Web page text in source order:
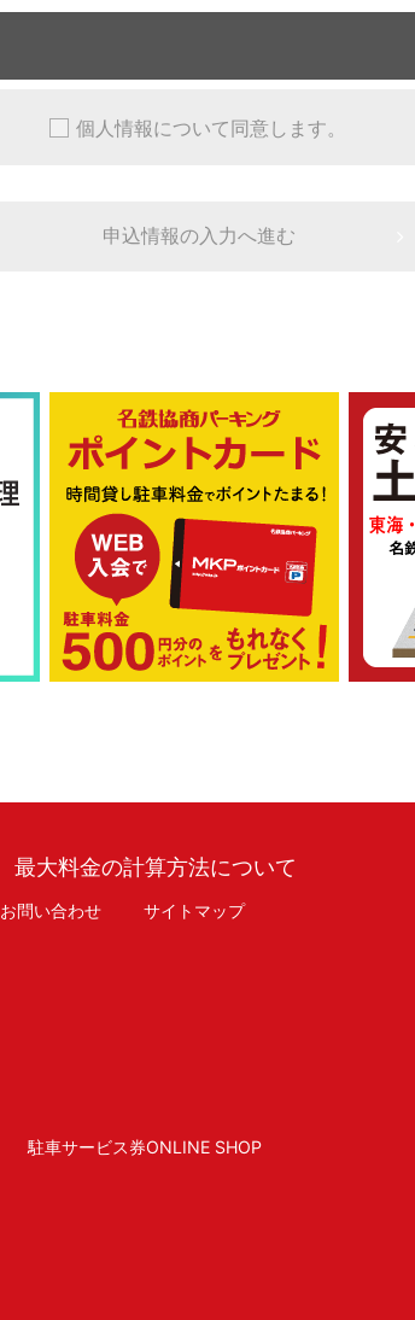
個人情報について同意します。
最大料金の計算方法について
お問い合わせ サイトマップ
駐車サービス券ONLINE SHOP